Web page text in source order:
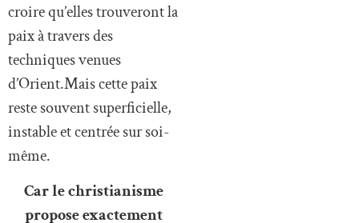
croire qu’elles trouveront la
paix à travers des
techniques venues
d’Orient.Mais cette paix
reste souvent superficielle,
instable et centrée sur soi-
même.
Car le christianisme
propose exactement